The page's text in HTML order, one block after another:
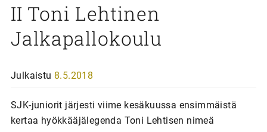
II Toni Lehtinen
Jalkapallokoulu
Julkaistu 8.5.2018
SJK-juniorit järjesti viime kesäkuussa ensimmäistä
kertaa hyökkääjälegenda Toni Lehtisen nimeä